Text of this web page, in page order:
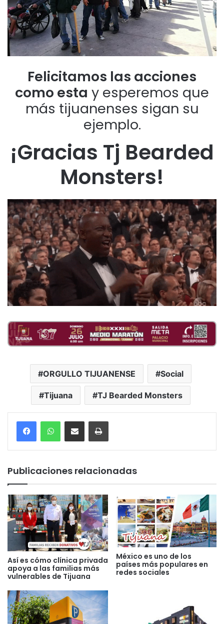
Felicitamos las acciones
como esta y esperemos que
más tijuanenses sigan su
ejemplo.
¡Gracias Tj Bearded
Monsters!
ORGULLO TIJUANENSE Social
Tijuana TJ Bearded Monsters
Compartir por correo electrónicoImprimir
Publicaciones relacionadas
Así es cómo clínica privada
apoya a las familias más
vulnerables de Tijuana
México es uno de los
países más populares en
redes sociales